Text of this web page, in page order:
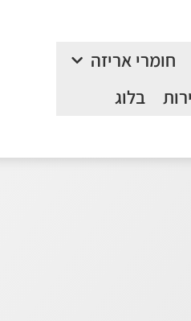
חומרי אריזה
בלוג